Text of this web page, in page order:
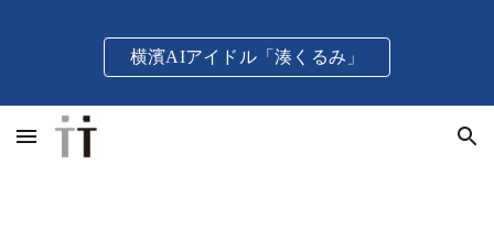
Skip to main content Skip to navigation
横濱AIアイドル「湊くるみ」